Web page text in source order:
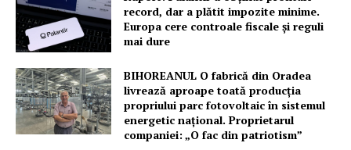
record, dar a plătit impozite minime.
Europa cere controale fiscale și reguli
mai dure
BIHOREANUL O fabrică din Oradea
livrează aproape toată producția
propriului parc fotovoltaic în sistemul
energetic național. Proprietarul
companiei: „O fac din patriotism”